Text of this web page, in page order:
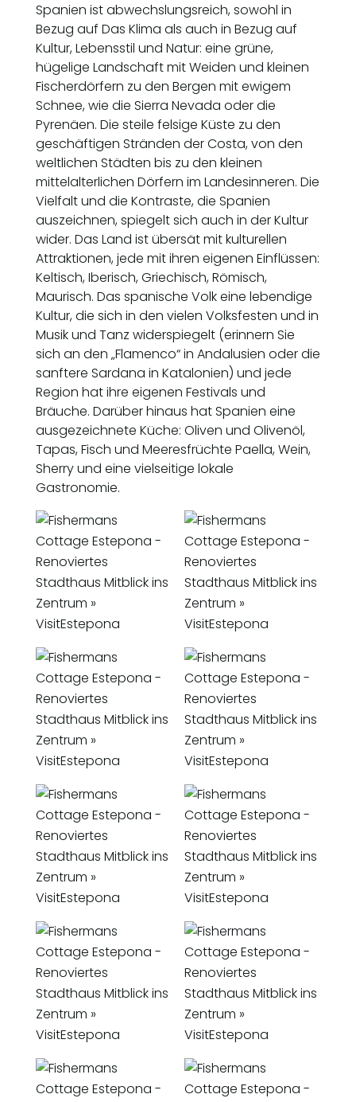
Spanien ist abwechslungsreich, sowohl in
Bezug auf Das Klima als auch in Bezug auf
Kultur, Lebensstil und Natur: eine grüne,
hügelige Landschaft mit Weiden und kleinen
Fischerdörfern zu den Bergen mit ewigem
Schnee, wie die Sierra Nevada oder die
Pyrenäen. Die steile felsige Küste zu den
geschäftigen Stränden der Costa, von den
weltlichen Städten bis zu den kleinen
mittelalterlichen Dörfern im Landesinneren. Die
Vielfalt und die Kontraste, die Spanien
auszeichnen, spiegelt sich auch in der Kultur
wider. Das Land ist übersät mit kulturellen
Attraktionen, jede mit ihren eigenen Einflüssen:
Keltisch, Iberisch, Griechisch, Römisch,
Maurisch. Das spanische Volk eine lebendige
Kultur, die sich in den vielen Volksfesten und in
Musik und Tanz widerspiegelt (erinnern Sie
sich an den „Flamenco“ in Andalusien oder die
sanftere Sardana in Katalonien) und jede
Region hat ihre eigenen Festivals und
Bräuche. Darüber hinaus hat Spanien eine
ausgezeichnete Küche: Oliven und Olivenöl,
Tapas, Fisch und Meeresfrüchte Paella, Wein,
Sherry und eine vielseitige lokale
Gastronomie.